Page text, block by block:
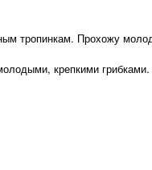
тропинкам. Прохожу
крепкими грибками.